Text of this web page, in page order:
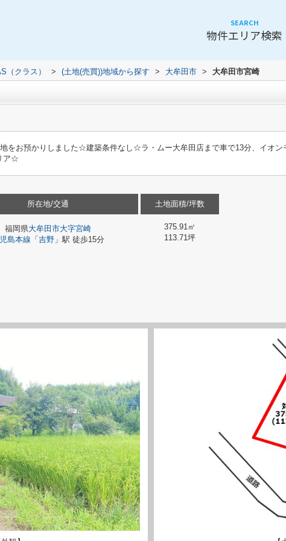
SEARCH
物件エリア検索
（クラス） > (土地(売買))地域から探す > 大牟田市 > 大牟田市宮崎
をお預かりしました☆建築条件なし☆ラ・ムー大牟田店まで車で13分、イオン
ア☆
所在地/交通
福岡県大牟田市大字宮崎
島本線 「 吉野」駅 徒歩15分
土地面積/坪数
375.91㎡
113.71坪